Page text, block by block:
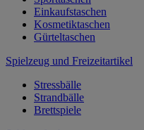
Einkaufstaschen
Kosmetiktaschen
Gürteltaschen
Spielzeug und Freizeitartikel
Stressbälle
Strandbälle
Brettspiele